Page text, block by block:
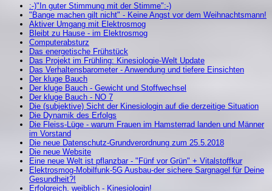
:-)"In guter Stimmung mit der Stimme":-)
"Bange machen gilt nicht" - Keine Angst vor dem Weihnachtsmann!
Aktiver Umgang mit Elektrosmog
Bleibt zu Hause - im Elektrosmog
Computerabsturz
Das energetische Frühstück
Das Projekt im Frühling: Kinesiologie-Welt Update
Das Verhaltensbarometer - Anwendung und tiefere Einsichten
Der kluge Bauch
Der kluge Bauch - Gewicht und Stoffwechsel
Der kluge Bauch - NO 7
Die (subjektive) Sicht der Kinesiologin auf die derzeitige Situation
Die Dynamik des Erfolgs
Die Fleiss-Lüge - warum Frauen im Hamsterrad landen und Männer
im Vorstand
Die neue Datenschutz-Grundverordnung zum 25.5.2018
Die neue Website
Eine neue Welt ist pflanzbar - "Fünf vor Grün" + Vitalstoffkur
Elektrosmog-Mobilfunk-5G Ausbau-der sichere Sargnagel für Deine
Gesundheit?!
Erfolgreich, weiblich - Kinesiologin!